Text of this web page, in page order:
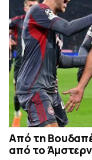
Από τη
από το